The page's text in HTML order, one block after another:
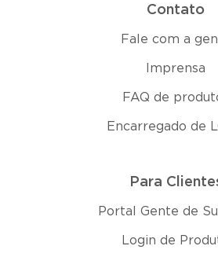
Contato
Fale com a
Imprensa
FAQ de
Encarregado de
Para
Portal Gente de
Login de